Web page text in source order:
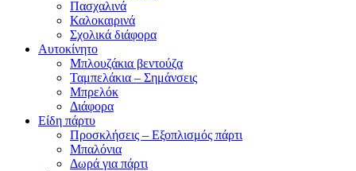
Πασχαλινά
Καλοκαιρινά
Σχολικά διάφορα
Αυτοκίνητο
Μπλουζάκια βεντούζα
Ταμπελάκια – Σημάνσεις
Μπρελόκ
Διάφορα
Είδη πάρτυ
Προσκλήσεις – Εξοπλισμός πάρτι
Μπαλόνια
Δωρά για πάρτι